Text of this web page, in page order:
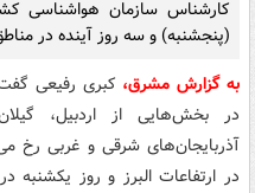
کارشناس سازمان هواشناسی
(پنجشنبه) و سه روز آینده در
به گزارش مشرق، کبری رفیعی
در بخش‌هایی از اردبیل،
آذربایجان‌های شرقی و غربی رخ
در ارتفاعات البرز و روز